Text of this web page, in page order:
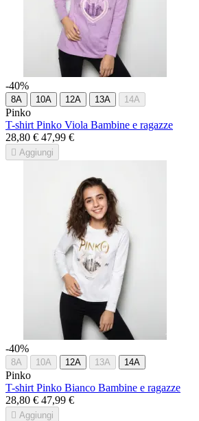
-40%
8A 10A 12A 13A 14A
Pinko
T-shirt Pinko Viola Bambine e ragazze
28,80 € 47,99 €
 Aggiungi
-40%
8A 10A 12A 13A 14A
Pinko
T-shirt Pinko Bianco Bambine e ragazze
28,80 € 47,99 €
 Aggiungi